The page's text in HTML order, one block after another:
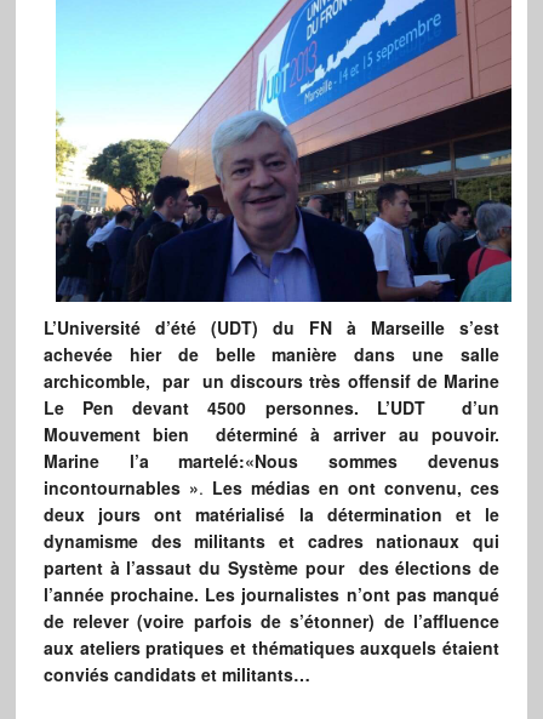
L’Université d’été (UDT) du FN à Marseille s’est
achevée hier de belle manière dans une salle
archicomble, par un discours très offensif de Marine
Le Pen devant 4500 personnes. L’UDT d’un
Mouvement bien déterminé à arriver au pouvoir.
Marine l’a martelé:«Nous sommes devenus
incontournables ». Les médias en ont convenu, ces
deux jours ont matérialisé la détermination et le
dynamisme des militants et cadres nationaux qui
partent à l’assaut du Système pour des élections de
l’année prochaine. Les journalistes n’ont pas manqué
de relever (voire parfois de s’étonner) de l’affluence
aux ateliers pratiques et thématiques auxquels étaient
conviés candidats et militants…